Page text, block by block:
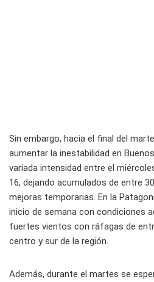
Sin embargo, hacia el final del
aumentar la inestabilidad en
variada intensidad entre el
16, dejando acumulados de entre
mejoras temporarias. En la
inicio de semana con condiciones
fuertes vientos con ráfagas de
centro y sur de la región.
Además, durante el martes se